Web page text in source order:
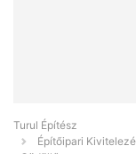
Turul Építész
Építőipari